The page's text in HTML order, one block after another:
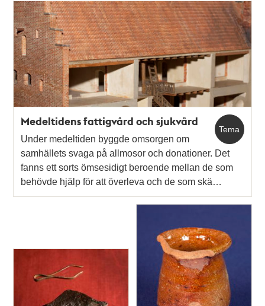
Tema
Medeltidens fattigvård och sjukvård
Under medeltiden byggde omsorgen om
samhällets svaga på allmosor och donationer. Det
fanns ett sorts ömsesidigt beroende mellan de som
behövde hjälp för att överleva och de som skä…